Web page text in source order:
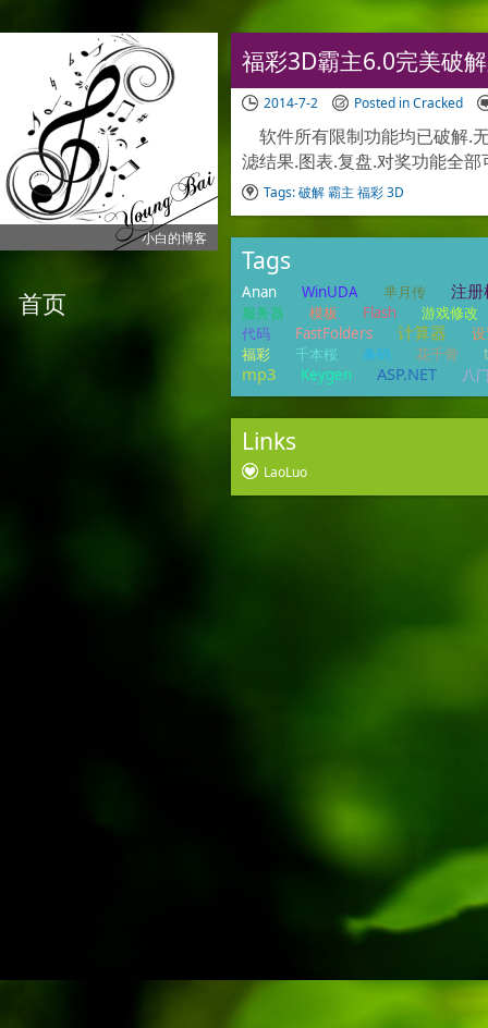
小白的博客
首页
福彩3D霸主6.0完美破
2014-7-2 Posted inCracked
软件所有限制功能均已破解.
滤结果.图表.复盘.对奖功
Tags:破解霸主 福彩3D
Tags
Anan WinUDA 芈月传 注册
服务器 模板 Flash
游戏修改
代码
FastFolders 计算器
福彩
千本桜 条码 花千骨
mp3 Keygen ASP.NET 八
Links
LaoLuo